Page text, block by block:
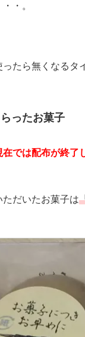
・。
ったら無くなるタ
ったお菓子
在では配布が終了
だいたお菓子は